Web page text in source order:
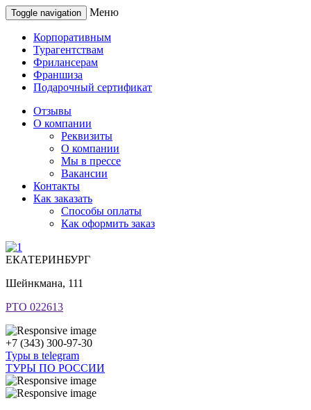
Toggle navigation Меню
Корпоративным
Турагентствам
Фрилансерам
Франшиза
Подарочный сертификат
Отзывы
О компании
Реквизиты
О компании
Мы в прессе
Вакансии
Контакты
Как заказать
Способы оплаты
Как оформить заказ
ЕКАТЕРИНБУРГ
Шейнкмана, 111
РТО 022613
+7 (343) 300-97-30
Туры в telegram
ТУРЫ ПО РОССИИ